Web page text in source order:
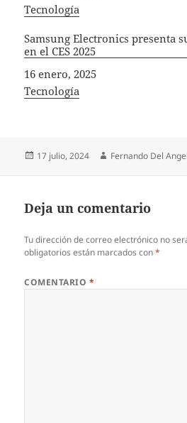
In relation to
Tecnología
Samsung Electronics presenta
en el CES 2025
Fecha
16 enero, 2025
In relation to
Tecnología
Publicado
17 julio, 2024 Autor
Fernando Del Angel
Deja un comentario
Tu dirección de correo electrónico no
obligatorios están marcados con*
COMENTARIO *